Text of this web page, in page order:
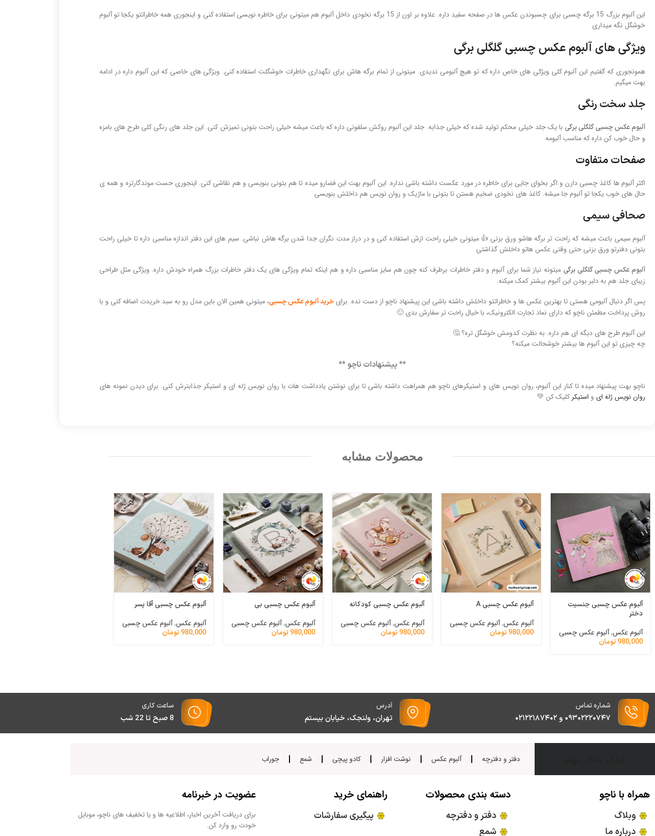
این آلبوم بزرگ 15 برگه چسبی برای چسبوندن عکس ها در صفحه سفید داره. علاوه بر اون از 15 برگه نخودی داخل آلبوم هم میتونی برای خاطره نویسی استفاده کنی و اینجوری همه خاطراتتو یکجا تو آلبوم
خوشگل نگه میداری
ویژگی های آلبوم عکس چسبی گلگلی برگی
همونجوری که گفتیم این آلبوم کلی ویژکی های خاص داره که تو هیچ آلبومی ندیدی. میتونی از تمام برگه هاش برای نگهداری خاطرات خوشگلت استفاده کنی. ویژگی های خاصی که این آلبوم داره در ادامه
بهت میگیم.
جلد سخت رنگی
آلبوم عکس چسبی گلگلی برگی با یک جلد خیلی محکم تولید شده که خیلی جذابه. جلد این آلبوم روکش سلفونی داره که باعث میشه خیلی راحت بتونی تمیزش کنی. این جلد های رنگی کلی طرح های بامزه
و حال خوب کن داره که مناسب آلبومه
صفحات متفاوت
اکثر آلبوم ها کاغذ چسبی دارن و اگر بخوای جایی برای خاطره در مورد عکست داشته باشی نداره. این آلبوم بهت این فضارو میده تا هم بتونی بنویسی و هم نقاشی کنی. اینجوری حست موندگارتره و همه ی
حال های خوب یکجا تو آلبوم جا میشه. کاغذ های نخودی ضخیم هستن تا بتونی با ماژیک و روان نویس هم داخلش بنویسی
صحافی سیمی
آلبوم سیمی باعث میشه که راحت تر برگه هاشو ورق بزنی 👍 میتونی خیلی راحت ازش استفاده کنی و در دراز مدت نگران جدا شدن برگه هاش نباشی. سیم های این دفتر اندازه مناسبی داره تا خیلی راحت
بتونی دفترتو ورق بزنی حتی وقتی عکس هاتو داخلش گذاشتی
آلبوم عکس چسبی گلگلی برگی میتونه نیاز شما برای آلبوم و دفتر خاطرات برطرف کنه چون هم سایز مناسبی داره و هم اینکه تمام ویژگی های یک دفتر خاطرات بزرگ همراه خودش داره. ویژگی مثل طراحی
زیبای جلد هم به دلبر بودن این آلبوم بیشتر کمک میکنه.
پس اگر دنبال آلبومی هستی تا بهترین عکس ها و خاطراتتو داخلش داشته باشی این پیشنهاد ناچو از دست نده. برایخرید آلبوم عکس چسبی، میتونی همین الان باین مدل رو به سبد خریدت اضافه کنی و با
روش پرداخت مطمئن ناچو که دارای نماد تجارت الکترونیک، با خیال راحت تر سفارش بدی 🙂
این آلبوم طرح های دیگه ای هم داره. به نظرت کدومش خوشگل تره؟ 🤔
چه چیزی تو این آلبوم ها بیشتر خوشحالت میکنه؟
** پیشنهادات ناچو **
ناچو بهت پیشنهاد میده تا کنار این آلبوم، روان نویس های و استیکرهای ناچو هم همراهت داشته باشی تا برای نوشتن یادداشت هات با روان نویس ژله ای و استیکر جذابترش کنی. برای دیدن نمونه های
روان نویس ژله ای و استیکر کلیک کن 💚
محصولات مشابه
آلبوم عکس چسبی جنسیت
دختر
آلبوم عکس,آلبوم عکس چسبی
980,000تومان
آلبوم عکس چسبی A
آلبوم عکس,آلبوم عکس چسبی
980,000تومان
آلبوم عکس چسبی کودکانه
آلبوم عکس,آلبوم عکس چسبی
980,000تومان
آلبوم عکس چسبی بی
آلبوم عکس,آلبوم عکس چسبی
980,000تومان
آلبوم عکس چسبی آقا پسر
آلبوم عکس,آلبوم عکس چسبی
980,000تومان
شماره تماس
۰۹۳۰۲۲۲۰۷۴۷ و ۰۲۱۲۲۱۸۷۴۰۲
آدرس
تهران، ولنجک، خیابان بیستم
ساعت کاری
8 صبح تا 22 شب
دفتر و دفترچه آلبوم عکس نوشت افزار کادو پیچی شمع جوراب
همراه با ناچو
وبلاگ
درباره ما
دسته بندی محصولات
دفتر و دفترچه
شمع
راهنمای خرید
پیگیری سفارشات
عضویت در خبرنامه
برای دریافت آخرین اخبار، اطلاعیه ها و یا تخفیف های ناچو، موبایل
خودت رو وارد کن.